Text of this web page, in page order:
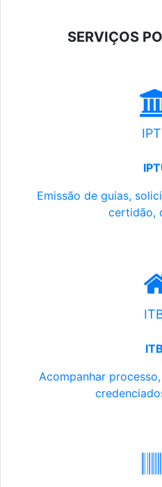
SERVIÇOS
Emissão de guias,
certidão,
Acompanhar